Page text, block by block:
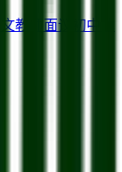
教师 面议
初中体